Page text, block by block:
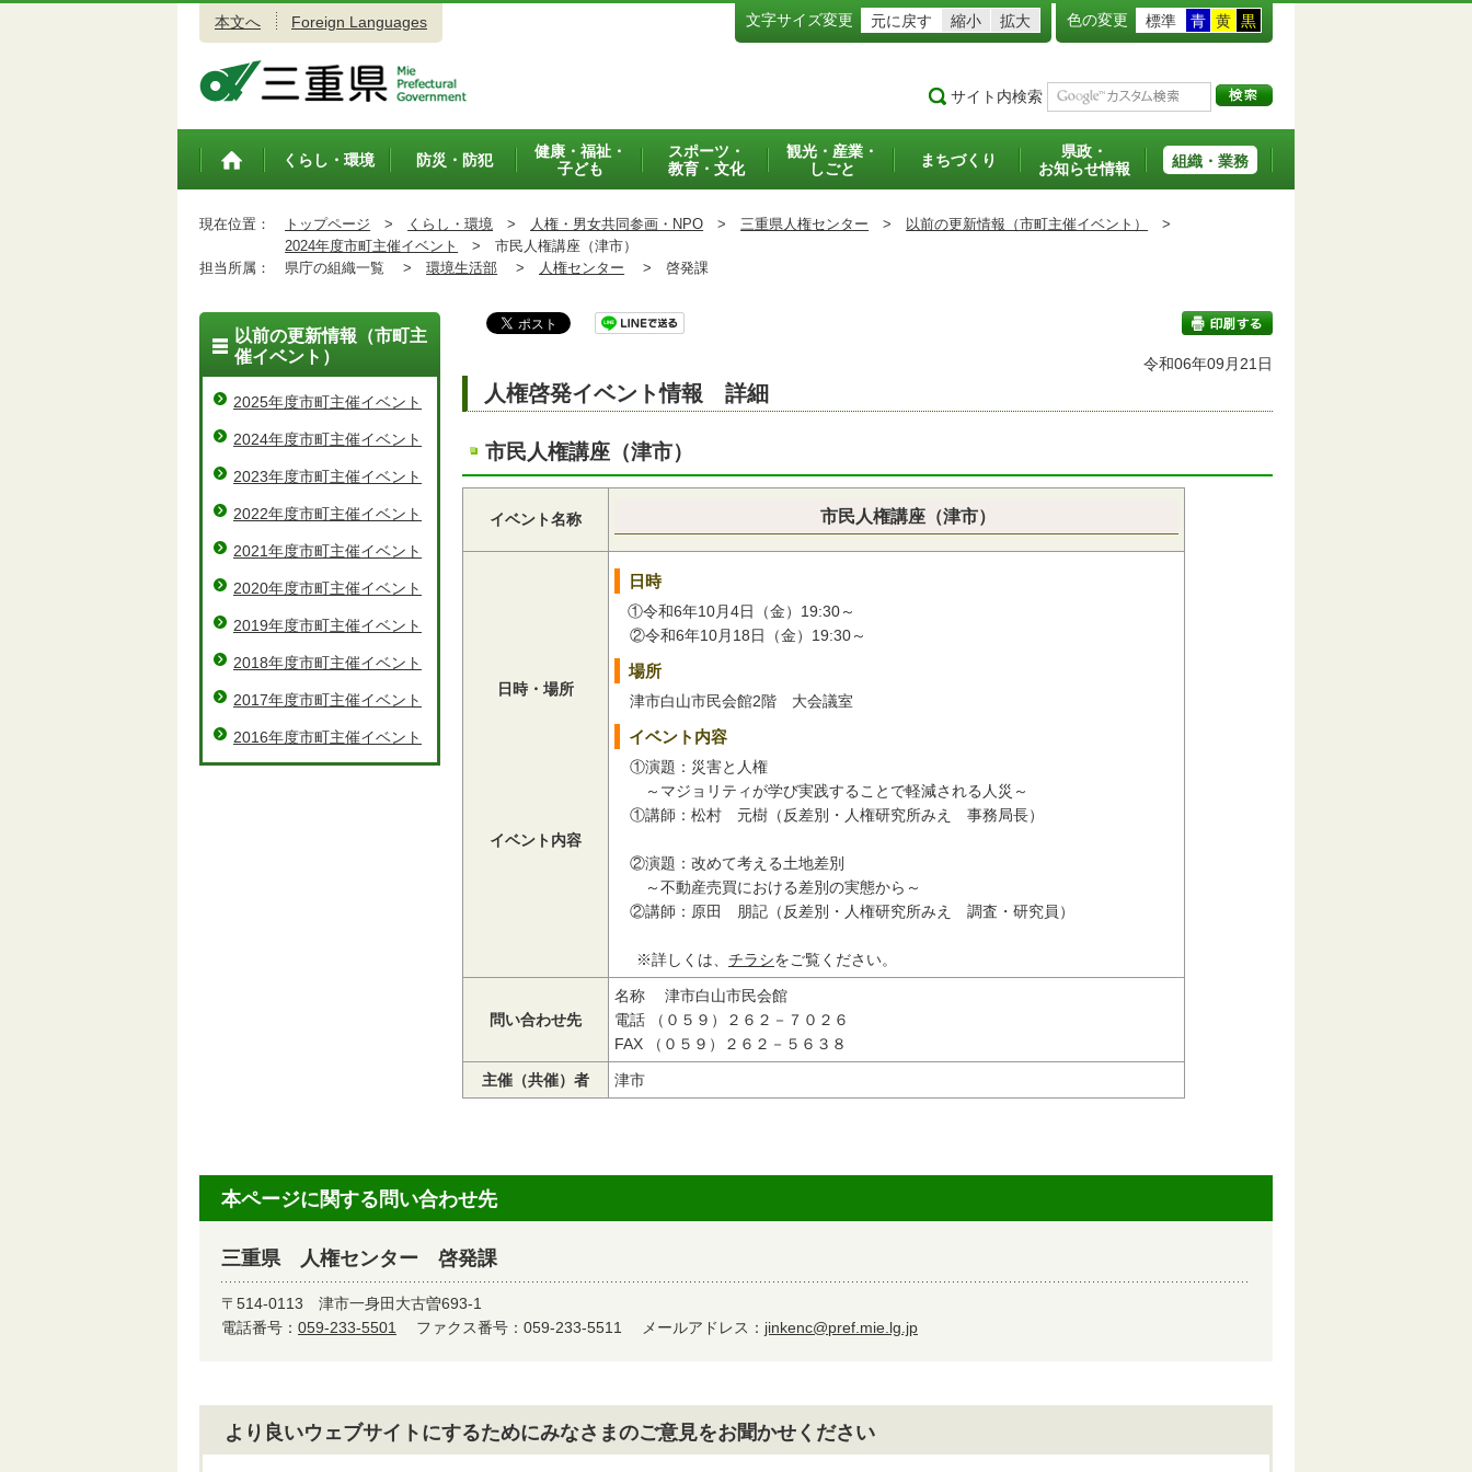
本文へ Foreign Languages 文字サイズ変更 元に戻す 縮小 拡大 色の変更 標準 青 黄 黒
サイト内検索
トップペ
くらし・環境 防災・防犯
健康・福祉・
子ども
スポーツ・
教育・文化
観光・産業・
しごと
まちづくり
県政・
お知らせ情報
組織・業務
現在位置： トップページ > くらし・環境 > 人権・男女共同参画・NPO > 三重県人権センター > 以前の更新情報（市町主催イベント）
>
2024年度市町主催イベント
> 市民人権講座（津市）
担当所属：
県庁の組織一覧 > 環境生活部 > 人権センター > 啓発課
印刷する
令和06年09月21日
人権啓発イベント情報 詳細
市民人権講座（津市）
イベント名称 市民人権講座（津市）
日時・場所
イベント内容
日時
①令和6年10月4日（金）19:30～
②令和6年10月18日（金）19:30～
場所
津市白山市民会館2階 大会議室
イベント内容
①演題：災害と人権
～マジョリティが学び実践することで軽減される人災～
①講師：松村 元樹（反差別・人権研究所みえ 事務局長）
②演題：改めて考える土地差別
～不動産売買における差別の実態から～
②講師：原田 朋記（反差別・人権研究所みえ 調査・研究員）
※詳しくは、 チラシをご覧ください。
問い合わせ先
名称 津市白山市民会館
電話 （０５９）２６２－７０２６
FAX （０５９）２６２－５６３８
主催（共催）者 津市
以前の更新情報（市町主
催イベント）
2025年度市町主催イベント
2024年度市町主催イベント
2023年度市町主催イベント
2022年度市町主催イベント
2021年度市町主催イベント
2020年度市町主催イベント
2019年度市町主催イベント
2018年度市町主催イベント
2017年度市町主催イベント
2016年度市町主催イベント
本ページに関する問い合わせ先
三重県 人権センター 啓発課
〒514-0113 津市一身田大古曽693-1
電話番号： 059-233-5501 ファクス番号：059-233-5511 メールアドレス： jinkenc@pref.mie.lg.jp
より良いウェブサイトにするためにみなさまのご意見をお聞かせください